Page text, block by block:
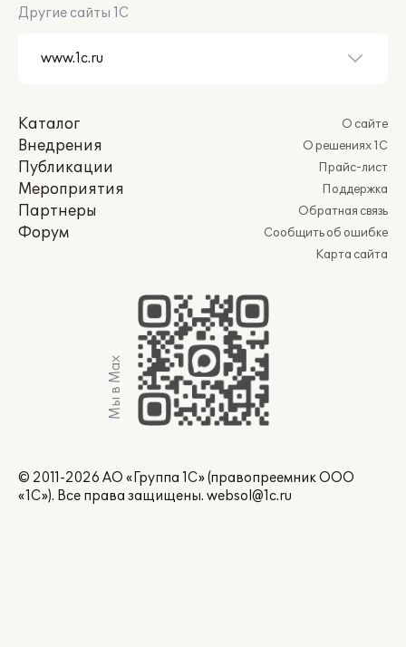
Другие сайты 1С
Каталог
Внедрения
Публикации
Мероприятия
Партнеры
Форум
О сайте
О решениях 1С
Прайс-лист
Поддержка
Обратная связь
Сообщить об ошибке
Карта сайта
Мы в Max
© 2011-2026 АО «Группа 1С» (правопреемник ООО
«1С»). Все права защищены. websol@1c.ru